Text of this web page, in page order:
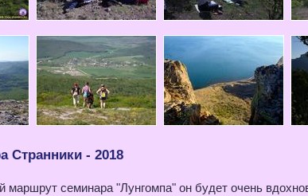
Странники - 2018
маршрут семинара "Лунгомпа" он будет очень